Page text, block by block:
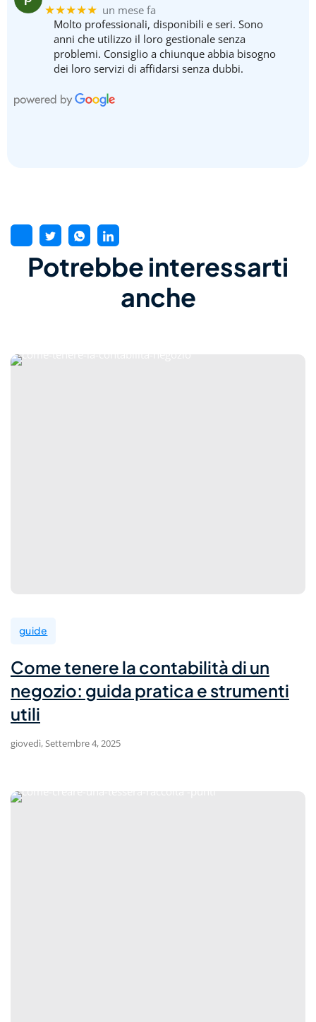
★★★★★ un mese fa
Molto professionali, disponibili e seri. Sono
anni che utilizzo il loro gestionale senza
problemi. Consiglio a chiunque abbia bisogno
dei loro servizi di affidarsi senza dubbi.
Potrebbe interessarti
anche
guide
Come tenere la contabilità di un
negozio: guida pratica e strumenti
utili
giovedì, Settembre 4, 2025